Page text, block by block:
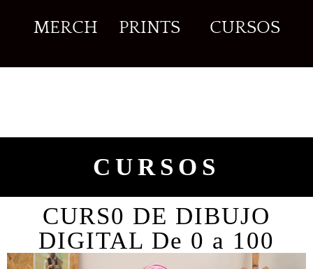
MERCH PRINTS CURSOS
CURSOS
CURS0 DE DIBUJO
DIGITAL De 0 a 100